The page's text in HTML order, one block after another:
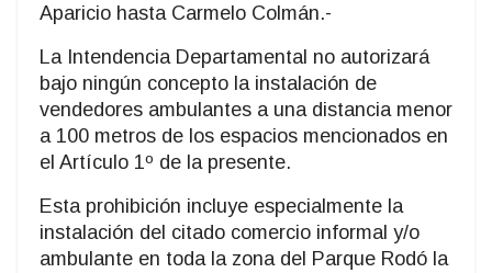
Aparicio hasta Carmelo Colmán.-
La Intendencia Departamental no autorizará
bajo ningún concepto la instalación de
vendedores ambulantes a una distancia menor
a 100 metros de los espacios mencionados en
el Artículo 1º de la presente.
Esta prohibición incluye especialmente la
instalación del citado comercio informal y/o
ambulante en toda la zona del Parque Rodó la